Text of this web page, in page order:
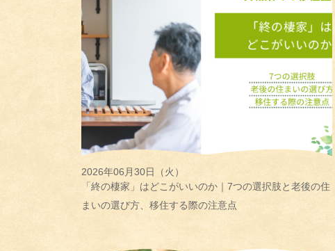
2026年06月30日（火）
「終の棲家」はどこがいいのか｜7つの選択肢と老後の住
まいの選び方、移住する際の注意点